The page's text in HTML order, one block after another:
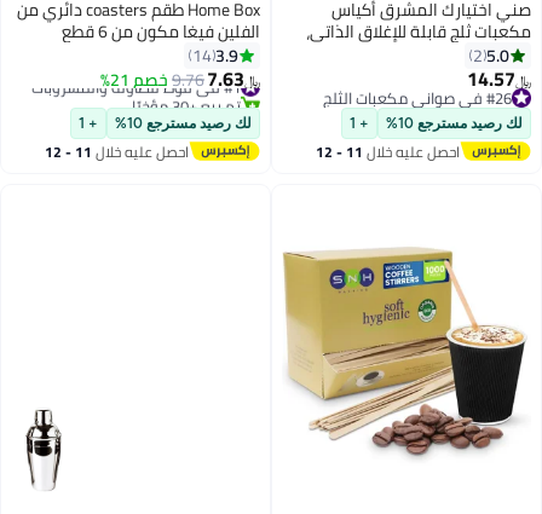
اختيارك المشرق أكياس
ثلج قابلة للإغلاق الذاتي،
5.0
2
14.57
#26 في صواني مكعبات الثلج
#26 في صواني مكعبات الثلج
رصيد مسترجع 10% + 1
احصل عليه خلال 11 - 12
Home Box طقم coasters دائري من
الفلين فيغا مكون من 6 قطع
3.9
14
7.63
9.76خصم 21% #1 في فوط للطاولة والمشروبات
تم بيع +30 مؤخرًا
#1 في فوط للطاولة والمشروبات
لك رصيد مسترجع 10% + 1
احصل عليه خلال 11 - 12